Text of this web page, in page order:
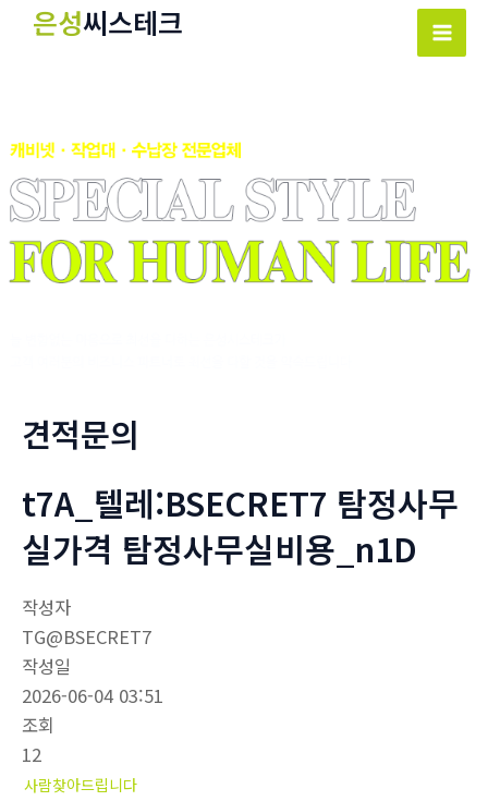
너
뛰
기
은성씨스테크
Main
견적문의
t7A_텔레:BSECRET7 탐정사무
실가격 탐정사무실비용_n1D
작성자
TG@BSECRET7
작성일
2026-06-04 03:51
조회
12
사람찾아드립니다